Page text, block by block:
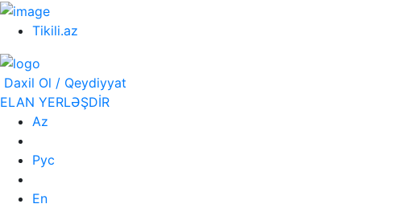
Tikili.az
Daxil Ol / Qeydiyyat
ELAN YERLƏŞDİR
Az
Рус
En